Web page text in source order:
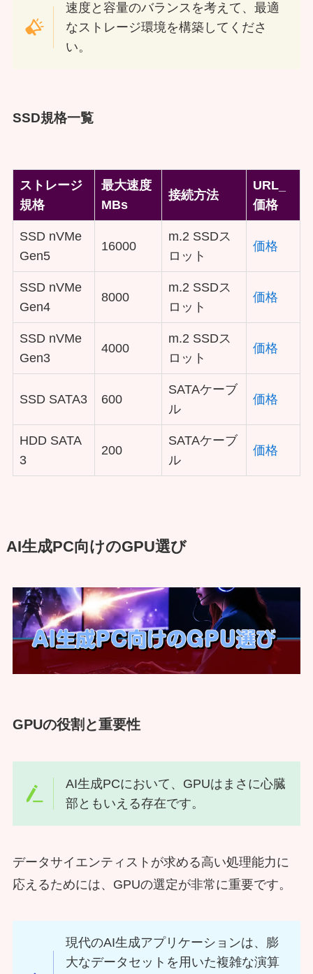
速度と容量のバランスを考えて、最適
なストレージ環境を構築してくださ
い。
SSD規格一覧
ストレージ
規格
最大速度
MBs
接続方法
URL_
価格
SSD nVMe
Gen5
16000
m.2 SSDス
ロット
価格
SSD nVMe
Gen4
8000
m.2 SSDス
ロット
価格
SSD nVMe
Gen3
4000
m.2 SSDス
ロット
価格
SSD SATA3 600
SATAケーブ
ル
価格
HDD SATA
3
200
SATAケーブ
ル
価格
AI生成PC向けのGPU選び
GPUの役割と重要性
AI生成PCにおいて、GPUはまさに心臓
部ともいえる存在です。
データサイエンティストが求める高い処理能力に
応えるためには、GPUの選定が非常に重要です。
現代のAI生成アプリケーションは、膨
大なデータセットを用いた複雑な演算